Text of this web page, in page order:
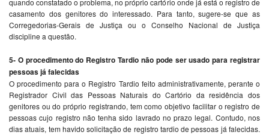
quando constatado o problema, no próprio cartório onde já está o registro de
casamento dos genitores do interessado. Para tanto, sugere-se que as
Corregedorias-Gerais de Justiça ou o Conselho Nacional de Justiça
discipline a questão.
5- O procedimento do Registro Tardio não pode ser usado para registrar
pessoas já falecidas
O procedimento para o Registro Tardio feito administrativamente, perante o
Registrador Civil das Pessoas Naturais do Cartório da residência dos
genitores ou do próprio registrando, tem como objetivo facilitar o registro de
pessoas cujo registro não tenha sido lavrado no prazo legal. Contudo, nos
dias atuais, tem havido solicitação de registro tardio de pessoas já falecidas.